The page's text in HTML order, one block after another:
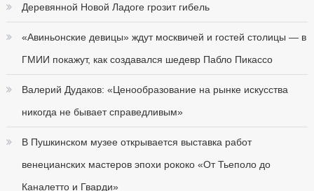
Деревянной Новой Ладоге грозит гибель
«Авиньонские девицы» ждут москвичей и гостей столицы — в
ГМИИ покажут, как создавался шедевр Пабло Пикассо
Валерий Дудаков: «Ценообразование на рынке искусства
никогда не бывает справедливым»
В Пушкинском музее открывается выставка работ
венецианских мастеров эпохи рококо «От Тьеполо до
Каналетто и Гварди»